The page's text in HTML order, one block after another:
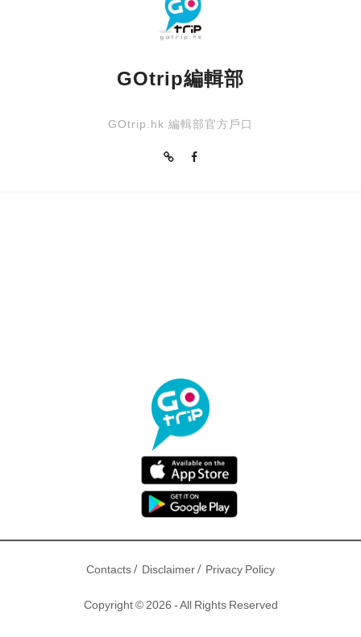
GOtrip編輯部
GOtrip.hk 編輯部官方戶口
Contacts/ Disclaimer/ Privacy Policy
Copyright © 2026 - All Rights Reserved